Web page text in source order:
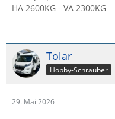
HA 2600KG - VA 2300KG
Tolar
Hobby-Schrauber
29. Mai 2026